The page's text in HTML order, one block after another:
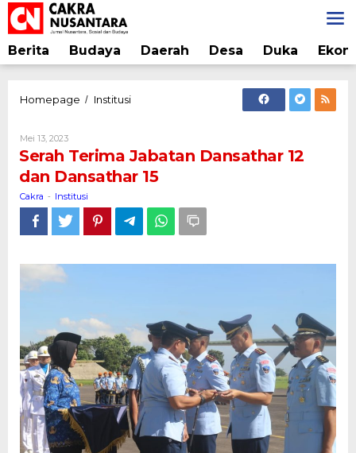
Lewati
ke
konten
Berita Budaya Daerah Desa Duka
Homepage / InstitusiSerah
12
dan
15
Mei 13, 2023Oleh
Cakra
Serah Terima Jabatan Dansathar 12
dan Dansathar 15
Cakra - Institusi